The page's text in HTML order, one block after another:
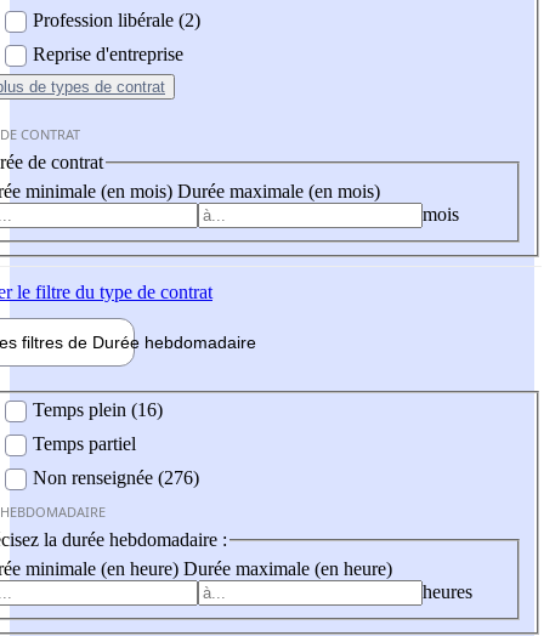
Profession libérale (2)
Reprise d'entreprise
de types de contrat
CONTRAT
de contrat
minimale (en mois) Durée maximale (en mois)
mois
le filtre du type de contrat
filtres de Durée hebdomadaire
Temps plein (16)
Temps partiel
Non renseignée (276)
la durée hebdomadaire :
minimale (en heure) Durée maximale (en heure)
heures